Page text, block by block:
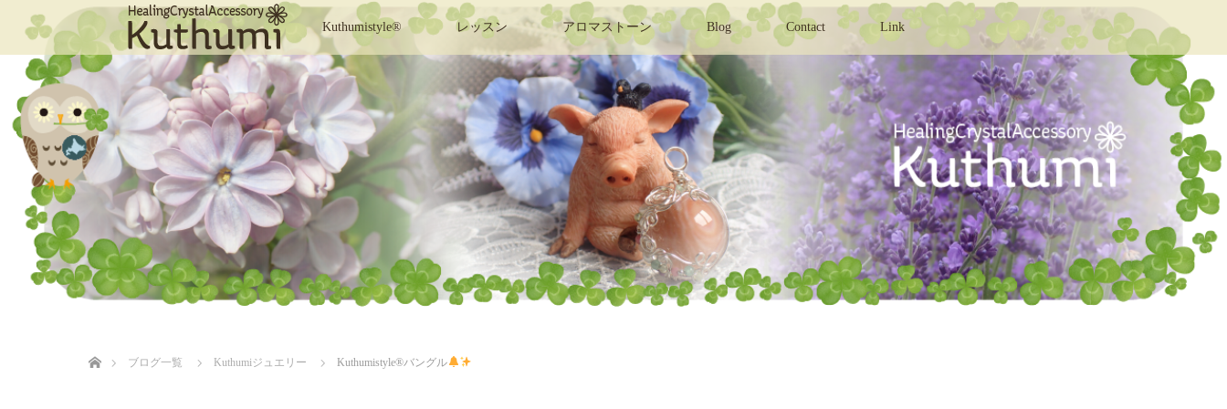
Kuthumistyle® レッスン アロマストーン Blog Contact Link
ブログ一覧
Kuthumiジュエリー Kuthumistyle®️バングル